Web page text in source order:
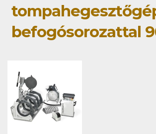
befogósorozattal